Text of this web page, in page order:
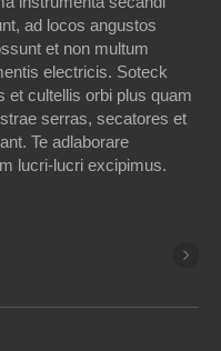
ad locos angustos
et non multum
electricis. Soteck
et cultellis orbi plus quam
serras, secatores et
Te adlaborare
lucri-lucri excipimus.